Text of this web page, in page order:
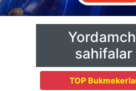
sahifalar
TOP